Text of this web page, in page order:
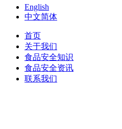
English
中文简体
首页
关于我们
食品安全知识
食品安全资讯
联系我们